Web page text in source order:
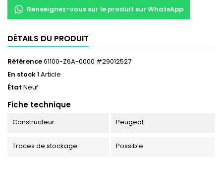
Renseignez-vous sur le produit sur WhatsApp
DÉTAILS DU PRODUIT
Référence61100-Z6A-0000 #29012527
En stock1 Article
État Neuf
Fiche technique
Constructeur Peugeot
Traces de stockage Possible